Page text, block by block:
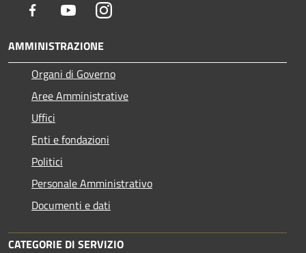
Facebook YoutubeInstagram
AMMINISTRAZIONE
Organi di Governo
Aree Amministrative
Uffici
Enti e fondazioni
Politici
Personale Amministrativo
Documenti e dati
CATEGORIE DI SERVIZIO